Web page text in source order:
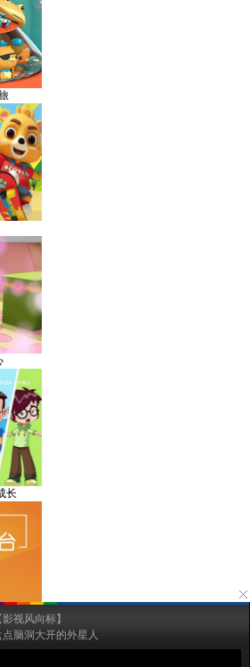
长
影视风向标】
点脑洞大开的外星人